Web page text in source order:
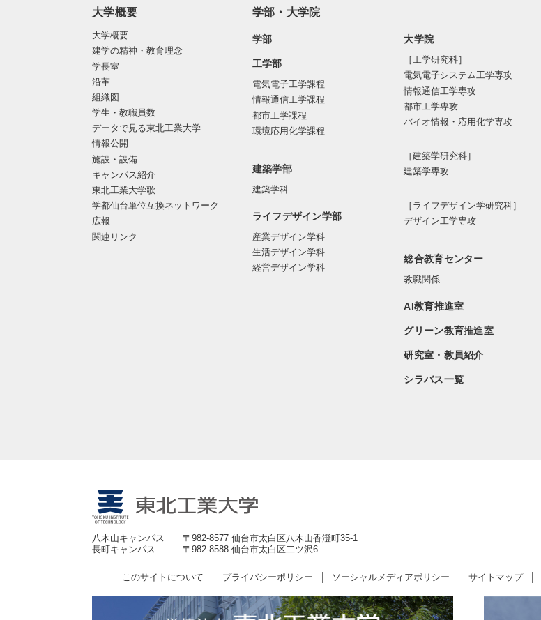
大学概要
大学概要
建学の精神・教育理念
学長室
沿革
組織図
学生・教職員数
データで見る東北工業大学
情報公開
施設・設備
キャンパス紹介
東北工業大学歌
学都仙台単位互換ネットワーク
広報
関連リンク
学部・大学院
学部
工学部
電気電子工学課程
情報通信工学課程
都市工学課程
環境応用化学課程
建築学部
建築学科
ライフデザイン学部
産業デザイン学科
生活デザイン学科
経営デザイン学科
大学院
［工学研究科］
電気電⼦システム⼯学専攻
情報通信⼯学専攻
都市⼯学専攻
バイオ情報・応⽤化学専攻
［建築学研究科］
建築学専攻
［ライフデザイン学研究科］
デザイン工学専攻
総合教育センター
教職関係
AI教育推進室
グリーン教育推進室
研究室・教員紹介
シラバス一覧
八木山キャンパス
〒982-8577 仙台市太白区八木山香澄町35-1
長町キャンパス
〒982-8588 仙台市太白区二ツ沢6
このサイトについて プライバシーポリシー ソーシャルメディアポリシー サイトマップ